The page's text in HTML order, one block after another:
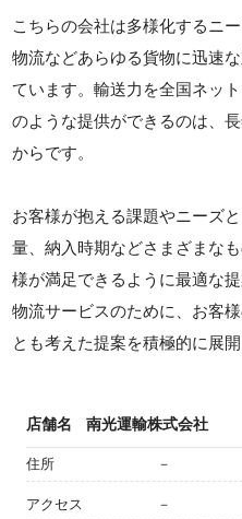
こちらの会社は多様化するニ
物流などあらゆる貨物に迅速
ています。輸送力を全国ネッ
のような提供ができるのは、
からです。
お客様が抱える課題やニーズ
量、納入時期などさまざまな
様が満足できるように最適な
物流サービスのために、お客
とも考えた提案を積極的に展
店舗名 南光運輸株式会社
住所 －
アクセス －